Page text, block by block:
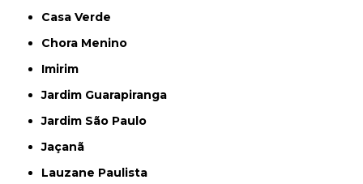
Casa Verde
Chora Menino
Imirim
Jardim Guarapiranga
Jardim São Paulo
Jaçanã
Lauzane Paulista